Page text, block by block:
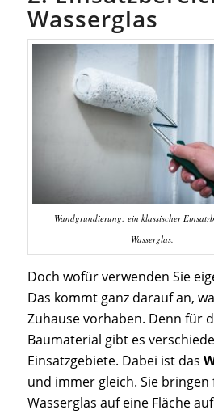
Wasserglas
Wandgrundierung: ein klassischer
Wasserglas.
Doch wofür verwenden Sie
Das kommt ganz darauf an,
Zuhause vorhaben. Denn für
Baumaterial gibt es
Einsatzgebiete. Dabei ist das
und immer gleich. Sie bringen
Wasserglas auf eine Fläche